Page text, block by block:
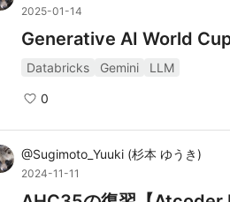
2025-01-14
Generative AI World
Databricks Gemini LLM
0
@Sugimoto_Yuuki (杉本 ゆうき)
2024-11-11